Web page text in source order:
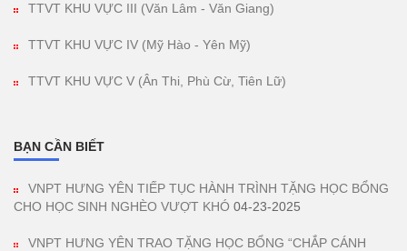
TTVT KHU VỰC III (Văn Lâm - Văn Giang)
TTVT KHU VỰC IV (Mỹ Hào - Yên Mỹ)
TTVT KHU VỰC V (Ân Thi, Phù Cừ, Tiên Lữ)
BẠN CẦN BIẾT
VNPT HƯNG YÊN TIẾP TỤC HÀNH TRÌNH TẶNG HỌC BỔNG
CHO HỌC SINH NGHÈO VƯỢT KHÓ 04-23-2025
VNPT HƯNG YÊN TRAO TẶNG HỌC BỔNG “CHẮP CÁNH